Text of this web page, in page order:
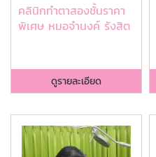
คลินิกทำตาสองชั้นราคา
พิเศษ หมอจำนงค์ รังสิต
ดูรายละเอียด